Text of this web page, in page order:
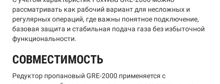
рассматривать как рабочий вариант для несложных и
регулярных операций, где важны понятное подключение,
базовая защита и стабильная подача газа без избыточной
функциональности.
СОВМЕСТИМОСТЬ
Редуктор пропановый GRE-2000 применяется с